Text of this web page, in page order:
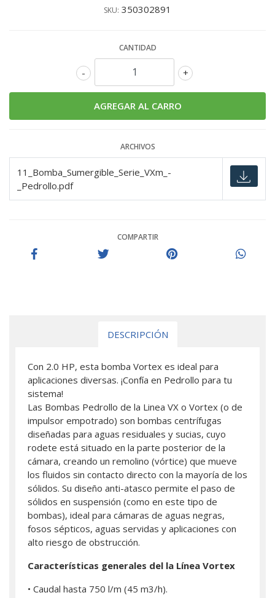
SKU: 350302891
CANTIDAD
+
-
ARCHIVOS
11_Bomba_Sumergible_Serie_VXm_-
_Pedrollo.pdf
COMPARTIR
DESCRIPCIÓN
Con 2.0 HP, esta bomba Vortex es ideal para
aplicaciones diversas. ¡Confía en Pedrollo para tu
sistema!
Las Bombas Pedrollo de la Linea VX o Vortex (o de
impulsor empotrado) son bombas centrífugas
diseñadas para aguas residuales y sucias, cuyo
rodete está situado en la parte posterior de la
cámara, creando un remolino (vórtice) que mueve
los fluidos sin contacto directo con la mayoría de los
sólidos. Su diseño anti-atasco permite el paso de
sólidos en suspensión (como en este tipo de
bombas), ideal para cámaras de aguas negras,
fosos sépticos, aguas servidas y aplicaciones con
alto riesgo de obstrucción.
Características generales del la Línea Vortex
• Caudal hasta 750 l/m (45 m3/h).